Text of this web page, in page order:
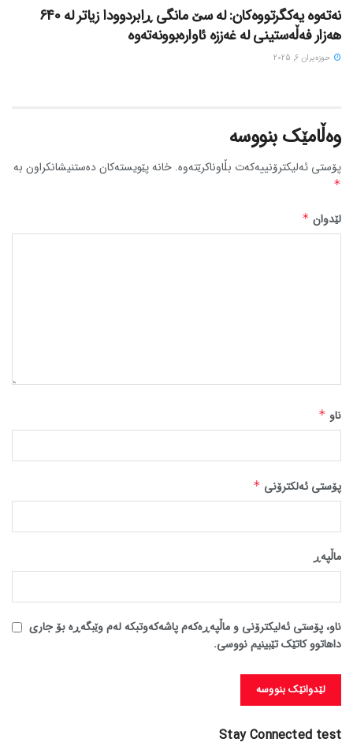
نەتەوە یەکگرتووەکان: لە سێ مانگی ڕابردوودا زیاتر لە 640
هەزار فەڵەستینی لە غەززە ئاوارەبوونەتەوە
حوزه‌یران 6, 2025
وەڵامێک بنووسە
پۆستی ئەلیکترۆنییەکەت بڵاوناکرێتەوە. خانە پێویستەکان دەستنیشانکراون بە
*
لێدوان *
ناو *
پۆستی ئەلکترۆنی *
ماڵپه‌ڕ
ناو، پۆستی ئەلیکترۆنی و ماڵپەڕەکەم پاشەکەوتبکە لەم وێبگەڕە بۆ جاری
داهاتوو کاتێک تێبینیم نووسی.
Stay Connected test